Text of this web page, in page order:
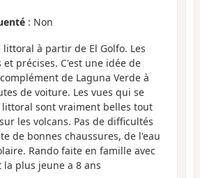
: Non
à partir de El Golfo. Les
précises. C'est une idée de
de Laguna Verde à
de voiture. Les vues qui se
sont vraiment belles tout
les volcans. Pas de difficultés
de bonnes chaussures, de l'eau
Rando faite en famille avec
plus jeune a 8 ans